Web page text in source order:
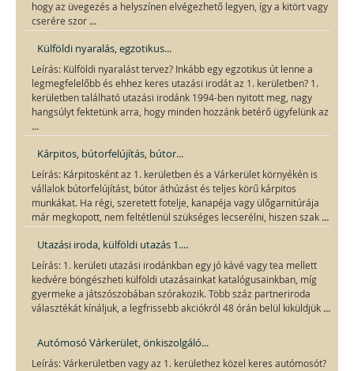
hogy az üvegezés a helyszínen elvégezhető legyen, így a kitört vagy
cserére szor ...
Külföldi nyaralás, egzotikus...
Leírás: Külföldi nyaralást tervez? Inkább egy egzotikus út lenne a
legmegfelelőbb és ehhez keres utazási irodát az 1. kerületben? 1.
kerületben található utazási irodánk 1994-ben nyitott meg, nagy
hangsúlyt fektetünk arra, hogy minden hozzánk betérő ügyfelünk az
...
Kárpitos, bútorfelújítás, bútor...
Leírás: Kárpitosként az 1. kerületben és a Várkerület környékén is
vállalok bútorfelújítást, bútor áthúzást és teljes körű kárpitos
munkákat. Ha régi, szeretett fotelje, kanapéja vagy ülőgarnitúrája
már megkopott, nem feltétlenül szükséges lecserélni, hiszen szak ...
Utazási iroda, külföldi utazás 1....
Leírás: 1. kerületi utazási irodánkban egy jó kávé vagy tea mellett
kedvére böngészheti külföldi utazásainkat katalógusainkban, míg
gyermeke a játszószobában szórakozik. Több száz partneriroda
választékát kínáljuk, a legfrissebb akciókról 48 órán belül kiküldjük ...
Autómosó Várkerület, önkiszolgáló...
Leírás: Várkerületben vagy az 1. kerülethez közel keres autómosót?